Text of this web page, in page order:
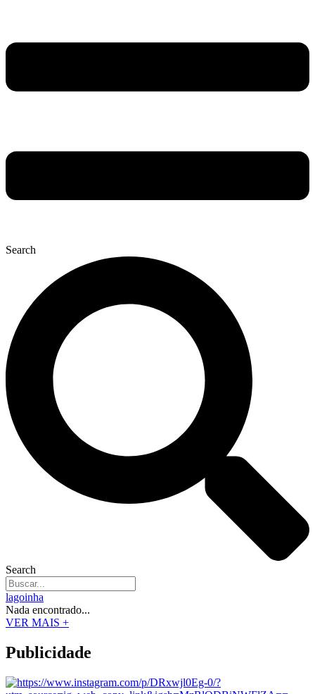
Search
Search
lagoinha
Nada encontrado...
VER MAIS +
Publicidade